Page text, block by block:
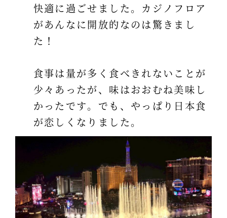
快適に過ごせました。カジノフロア
があんなに開放的なのは驚きまし
た！
食事は量が多く食べきれないことが
少々あったが、味はおおむね美味し
かったです。でも、やっぱり日本食
が恋しくなりました。